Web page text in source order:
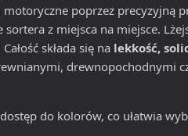
poprzez precyzyjną
sortera z miejsca na miejsce.
składa się na lekkość,
drewnopochodnymi
do kolorów, co ułatwia